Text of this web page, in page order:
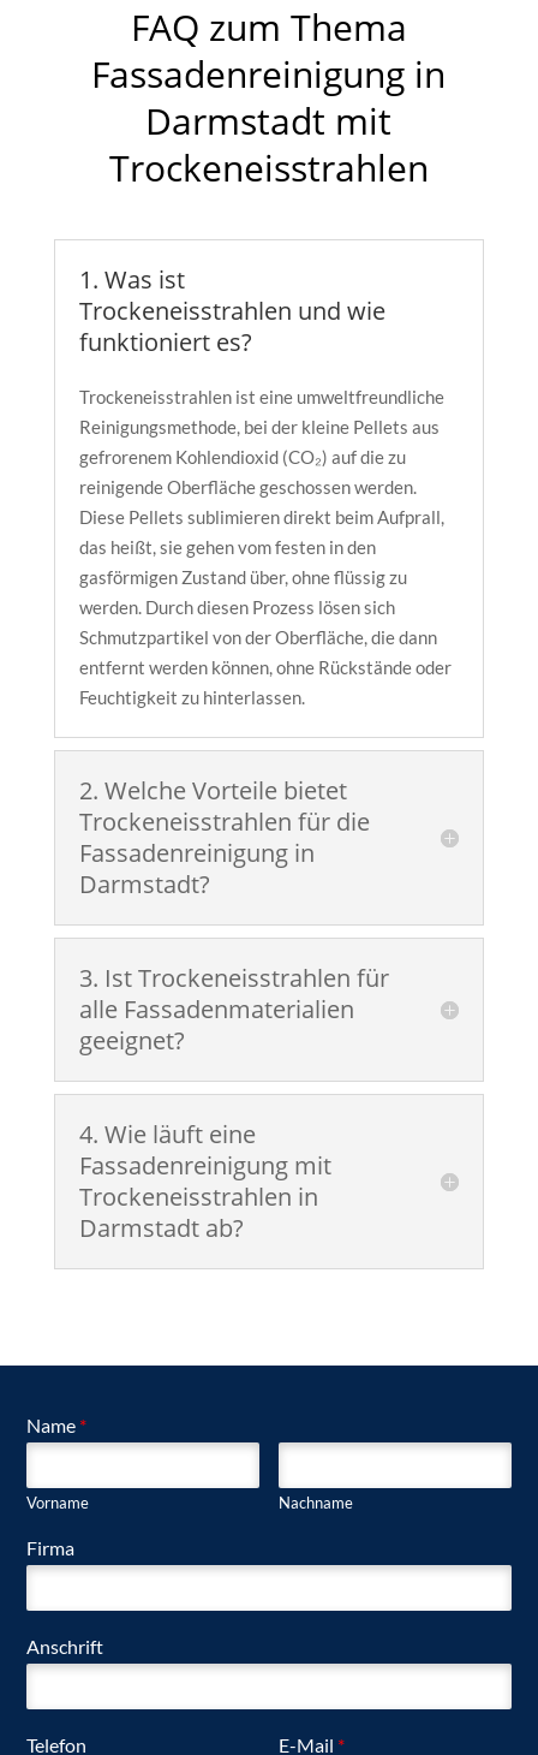
FAQ zum Thema
Fassadenreinigung in
Darmstadt mit
Trockeneisstrahlen
1. Was ist
Trockeneisstrahlen und wie
funktioniert es?
Trockeneisstrahlen ist eine umweltfreundliche
Reinigungsmethode, bei der kleine Pellets aus
gefrorenem Kohlendioxid (CO₂) auf die zu
reinigende Oberfläche geschossen werden.
Diese Pellets sublimieren direkt beim Aufprall,
das heißt, sie gehen vom festen in den
gasförmigen Zustand über, ohne flüssig zu
werden. Durch diesen Prozess lösen sich
Schmutzpartikel von der Oberfläche, die dann
entfernt werden können, ohne Rückstände oder
Feuchtigkeit zu hinterlassen.
2. Welche Vorteile bietet
Trockeneisstrahlen für die
Fassadenreinigung in
Darmstadt?
3. Ist Trockeneisstrahlen für
alle Fassadenmaterialien
geeignet?
4. Wie läuft eine
Fassadenreinigung mit
Trockeneisstrahlen in
Darmstadt ab?
Name *
Vorname Nachname
Firma
Anschrift
Telefon E-Mail *